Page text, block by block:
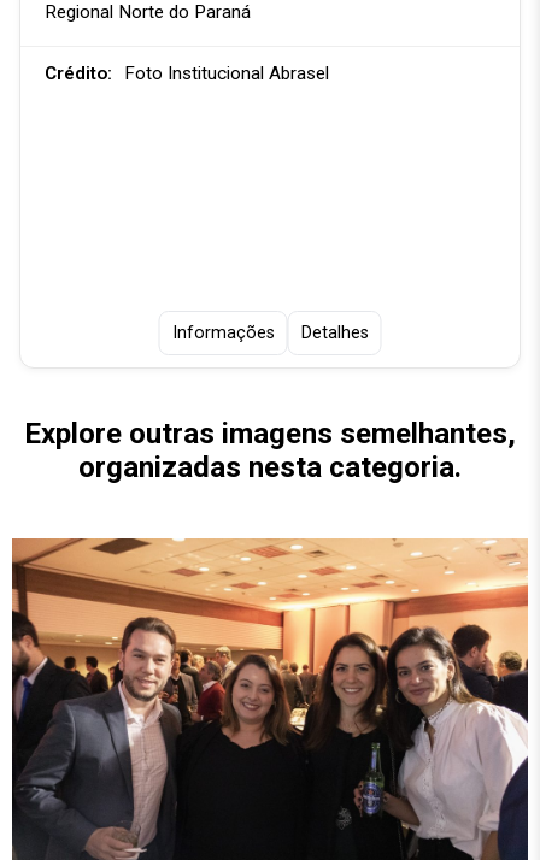
Regional Norte do Paraná
Crédito: Foto Institucional Abrasel
Informações Detalhes
Explore outras imagens semelhantes,
organizadas nesta categoria.